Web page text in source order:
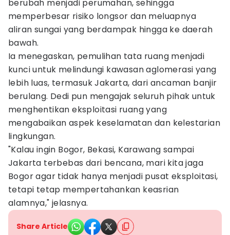
berubah menjadi perumahan, sehingga
memperbesar risiko longsor dan meluapnya
aliran sungai yang berdampak hingga ke daerah
bawah.
Ia menegaskan, pemulihan tata ruang menjadi
kunci untuk melindungi kawasan aglomerasi yang
lebih luas, termasuk Jakarta, dari ancaman banjir
berulang. Dedi pun mengajak seluruh pihak untuk
menghentikan eksploitasi ruang yang
mengabaikan aspek keselamatan dan kelestarian
lingkungan.
"Kalau ingin Bogor, Bekasi, Karawang sampai
Jakarta terbebas dari bencana, mari kita jaga
Bogor agar tidak hanya menjadi pusat eksploitasi,
tetapi tetap mempertahankan keasrian
alamnya," jelasnya.
Share Article